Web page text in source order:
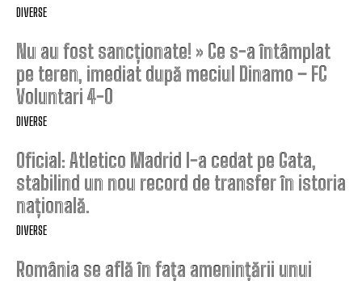
DIVERSE
Nu au fost sancționate! » Ce s-a întâmplat
pe teren, imediat după meciul Dinamo – FC
Voluntari 4-0
DIVERSE
Oficial: Atletico Madrid l-a cedat pe Gata,
stabilind un nou record de transfer în istoria
națională.
DIVERSE
România se află în fața amenințării unui